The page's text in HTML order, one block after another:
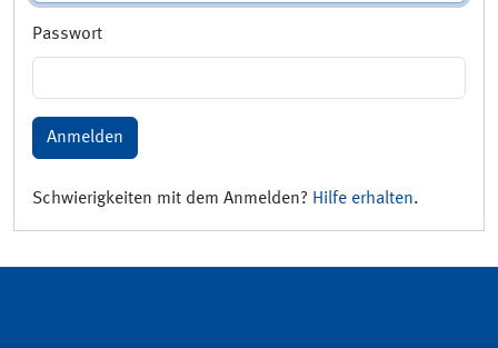
Passwort
Anmelden
Schwierigkeiten mit dem Anmelden? Hilfe erhalten.